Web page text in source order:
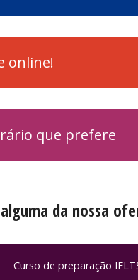
online!
que prefere
da nossa
Curso de preparação